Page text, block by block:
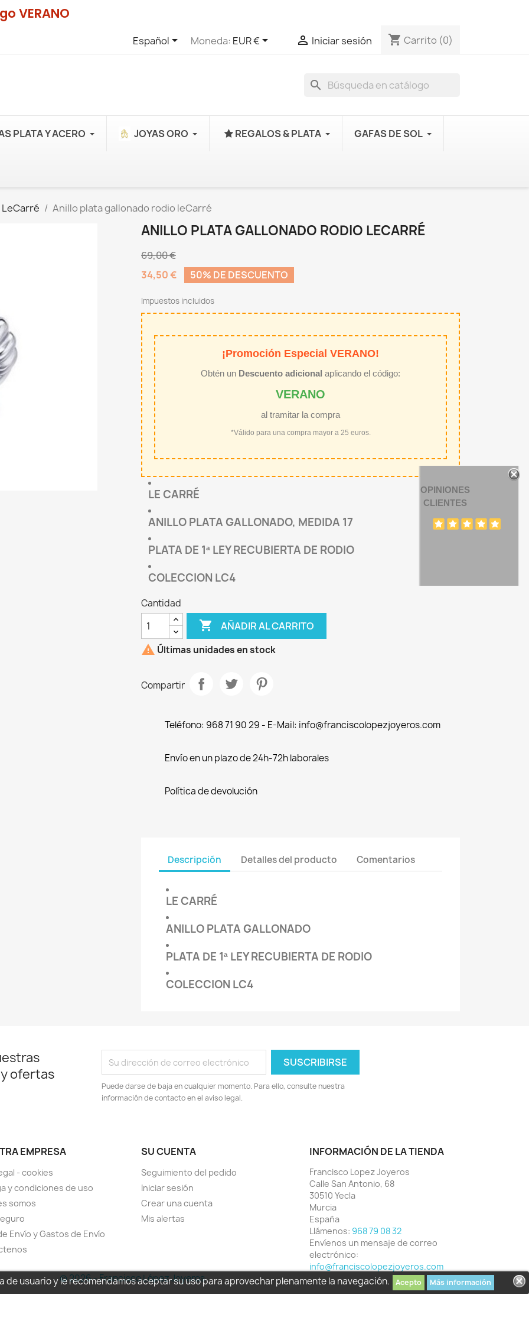
VERANO
Español Moneda: EUR €  Iniciar sesión shopping_cart Carrito (0)
search
usuario y le recomendamos aceptar su uso para aprovechar plenamente la navegación. Acepto Más información
PLATA Y ACERO JOYAS ORO REGALOS & PLATA GAFAS DE SOL
LeCarré Anillo plata gallonado rodio leCarré
ANILLO PLATA GALLONADO RODIO LECARRÉ
69,00 €
34,50 €
50% DE DESCUENTO
Impuestos incluidos
¡Promoción Especial VERANO!
Obtén un Descuento adicional aplicando el código:
VERANO
al tramitar la compra
*Válido para una compra mayor a 25 euros.
LE CARRÉ
ANILLO PLATA GALLONADO, MEDIDA 17
PLATA DE 1ª LEY RECUBIERTA DE RODIO
COLECCION LC4
Cantidad
 AÑADIR AL CARRITO
 Últimas unidades en stock
Compartir
Teléfono: 968 71 90 29 - E-Mail: info@franciscolopezjoyeros.com
Envío en un plazo de 24h-72h laborales
Política de devolución
Descripción Detalles del producto Comentarios
LE CARRÉ
ANILLO PLATA GALLONADO
PLATA DE 1ª LEY RECUBIERTA DE RODIO
COLECCION LC4
ofertas
Puede darse de baja en cualquier momento. Para ello, consulte nuestra
información de contacto en el aviso legal.
EMPRESA
- cookies
y condiciones de uso
somos
Envío y Gastos de Envío
SU CUENTA
Seguimiento del pedido
Iniciar sesión
Crear una cuenta
Mis alertas
INFORMACIÓN DE LA TIENDA
Francisco Lopez Joyeros
Calle San Antonio, 68
30510 Yecla
Murcia
España
Llámenos: 968 79 08 32
Envíenos un mensaje de correo
electrónico:
info@franciscolopezjoyeros.com
OPINIONES
CLIENTES
© 2026 - Francisco López Joyeros